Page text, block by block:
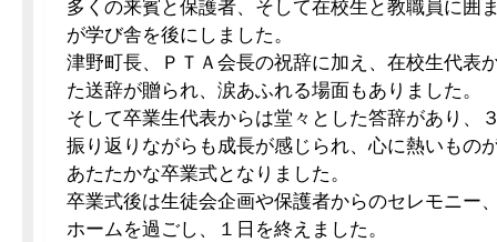
多くの来賓と保護者、そして在校生と教職員に囲
が学び舎を後にしました。
津野町長、ＰＴＡ会長の祝辞に加え、在校生代表
た送辞が贈られ、涙あふれる場面もありました。
そして卒業生代表からは堂々とした答辞があり、
振り返りながらも成長が感じられ、心に熱いもの
あたたかな卒業式となりました。
卒業式後は生徒会企画や保護者からのセレモニー
ホームを過ごし、１日を終えました。